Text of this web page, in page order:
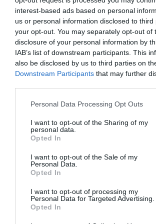
interest-based ads based on personal
us or personal information disclosed to
your opt-out. You may separately opt-out of
disclosure of your personal information by
IAB’s list of downstream participants. This
also be disclosed by us to third parties on
Downstream Participants that may further
Personal Data Processing Opt Outs
I want to opt-out of the Sharing of my
personal data.
Opted In
I want to opt-out of the Sale of my
Personal Data.
Opted In
I want to opt-out of processing my
Personal Data for Targeted Advertising.
Opted In
En la misma línea, María Teresa Climent
importancia de «diagnosticar
demencia» y ha recomendado a los
profesionales de la salud que presten
paciente «cuando se queja de pérdidas
memoria», pues estas pérdidas de
estar ligadas a un deterioro cognitivo
no bien definido, entre el
Climent, que ha desarrollado
recientemente su Tesis Doctoral en el
destacado que «la persona mayor ha de
formación, la afición a la lectura, o las
sociales pueden proteger frente al